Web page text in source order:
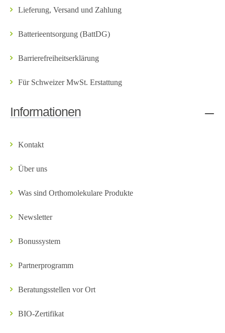
Lieferung, Versand und Zahlung
Batterieentsorgung (BattDG)
Barrierefreiheitserklärung
Für Schweizer MwSt. Erstattung
Informationen
Kontakt
Über uns
Was sind Orthomolekulare Produkte
Newsletter
Bonussystem
Partnerprogramm
Beratungsstellen vor Ort
BIO-Zertifikat